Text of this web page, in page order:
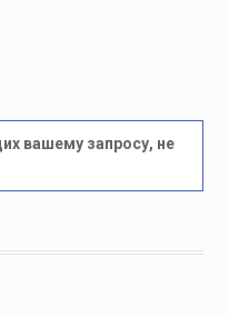
вашему запросу, не